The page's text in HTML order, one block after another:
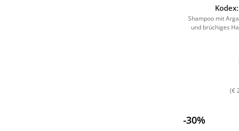
Kodex:
Shampoo mit
und brüchiges
(€
-30%